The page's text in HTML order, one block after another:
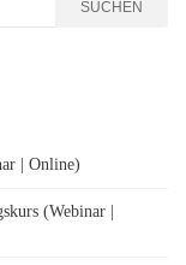
SUCHEN
| Online)
(Webinar |